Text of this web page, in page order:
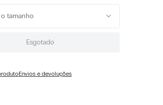
tamanho
Esgotado
Envios e devoluções